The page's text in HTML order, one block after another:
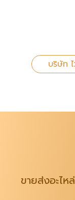
บริษัท
ขายส่งอะไ